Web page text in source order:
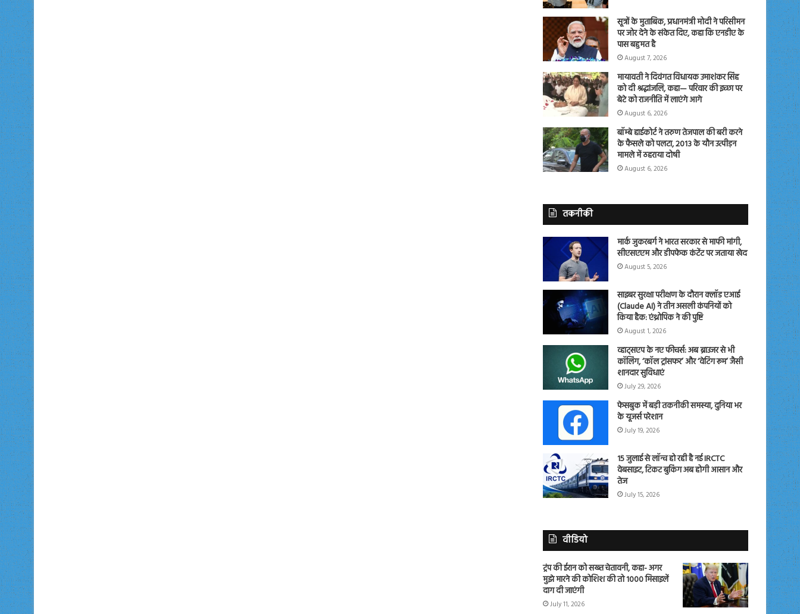
सूत्रों के मुताबिक, प्रधानमंत्री मोदी ने परिसीमन
पर जोर देने के संकेत दिए, कहा कि एनडीए के
पास बहुमत है
August 7, 2026
मायावती ने दिवंगत विधायक उमाशंकर सिंह
को दी श्रद्धांजलि, कहा— परिवार की इच्छा पर
बेटे को राजनीति में लाएंगे आगे
August 6, 2026
बॉम्बे हाईकोर्ट ने तरुण तेजपाल की बरी करने
के फैसले को पलटा, 2013 के यौन उत्पीड़न
मामले में ठहराया दोषी
August 6, 2026
तकनीकी
मार्क जुकरबर्ग ने भारत सरकार से माफी मांगी,
सीएसएएम और डीपफेक कंटेंट पर जताया खेद
August 5, 2026
साइबर सुरक्षा परीक्षण के दौरान क्लॉड एआई
(Claude AI) ने तीन असली कंपनियों को
किया हैक: एंथ्रोपिक ने की पुष्टि
August 1, 2026
व्हाट्सएप के नए फीचर्स: अब ब्राउजर से भी
कॉलिंग, ‘कॉल ट्रांसफर’ और ‘वेटिंग रूम’ जैसी
शानदार सुविधाएं
July 29, 2026
फेसबुक में बड़ी तकनीकी समस्या, दुनिया भर
के यूजर्स परेशान
July 19, 2026
15 जुलाई से लॉन्च हो रही है नई IRCTC
वेबसाइट, टिकट बुकिंग अब होगी आसान और
तेज
July 15, 2026
वीडियो
ट्रंप की ईरान को सख्त चेतावनी, कहा- अगर
मुझे मारने की कोशिश की तो 1000 मिसाइलें
दाग दी जाएंगी
July 11, 2026